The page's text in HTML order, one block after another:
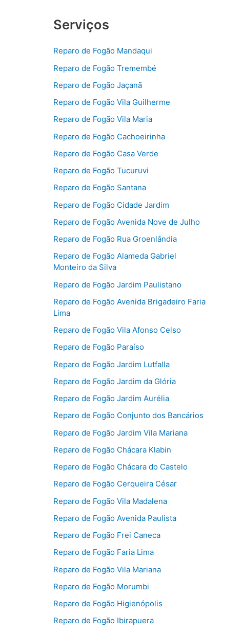
Serviços
Reparo de Fogão Mandaqui
Reparo de Fogão Tremembé
Reparo de Fogão Jaçanã
Reparo de Fogão Vila Guilherme
Reparo de Fogão Vila Maria
Reparo de Fogão Cachoeirinha
Reparo de Fogão Casa Verde
Reparo de Fogão Tucuruvi
Reparo de Fogão Santana
Reparo de Fogão Cidade Jardim
Reparo de Fogão Avenida Nove de Julho
Reparo de Fogão Rua Groenlândia
Reparo de Fogão Alameda Gabriel
Monteiro da Silva
Reparo de Fogão Jardim Paulistano
Reparo de Fogão Avenida Brigadeiro Faria
Lima
Reparo de Fogão Vila Afonso Celso
Reparo de Fogão Paraíso
Reparo de Fogão Jardim Lutfalla
Reparo de Fogão Jardim da Glória
Reparo de Fogão Jardim Aurélia
Reparo de Fogão Conjunto dos Bancários
Reparo de Fogão Jardim Vila Mariana
Reparo de Fogão Chácara Klabin
Reparo de Fogão Chácara do Castelo
Reparo de Fogão Cerqueira César
Reparo de Fogão Vila Madalena
Reparo de Fogão Avenida Paulista
Reparo de Fogão Frei Caneca
Reparo de Fogão Faria Lima
Reparo de Fogão Vila Mariana
Reparo de Fogão Morumbi
Reparo de Fogão Higienópolis
Reparo de Fogão Ibirapuera